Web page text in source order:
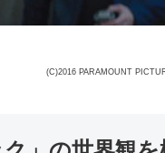
(C)2016 PARAMOUNT